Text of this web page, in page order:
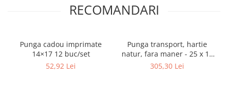
RECOMANDARI
Punga cadou imprimate
14×17 12 buc/set
52,92 Lei
Punga transport, hartie
natur, fara maner - 25 x 11
x 32cm - 500 buc
305,30 Lei